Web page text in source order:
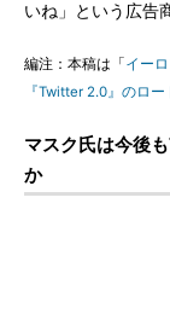
いね」という広告
編注：本稿は「 イー
『Twitter 2.0』のロ
マスク氏は今後
か